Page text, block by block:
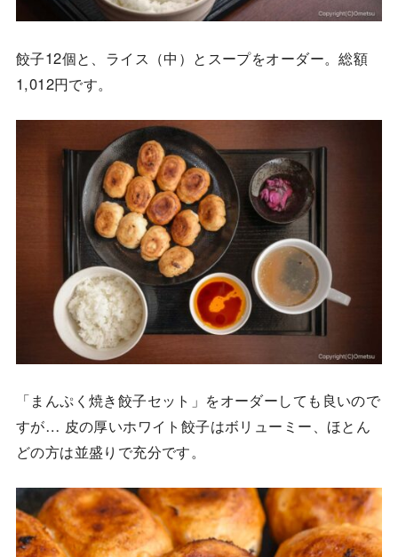
餃子12個と、ライス（中）とスープをオーダー。総額
1,012円です。
「まんぷく焼き餃子セット」をオーダーしても良いので
すが… 皮の厚いホワイト餃子はボリューミー、ほとん
どの方は並盛りで充分です。